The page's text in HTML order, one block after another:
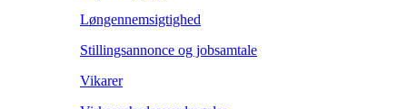
Løngennemsigtighed
Stillingsannonce og jobsamtale
Vikarer